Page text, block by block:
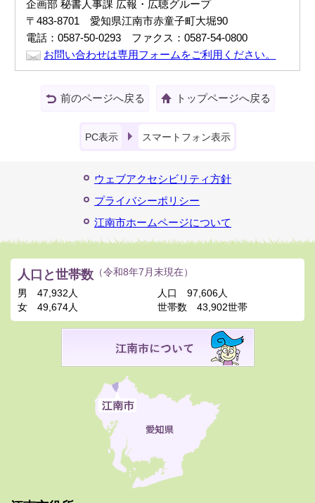
企画部 秘書人事課 広報・広聴グループ
〒483-8701 愛知県江南市赤童子町大堀90
電話：0587-50-0293 ファクス：0587-54-0800
お問い合わせは専用フォームをご利用ください。
前のページへ戻る トップページへ戻る
PC表示 スマートフォン表示
ウェブアクセシビリティ方針
プライバシーポリシー
江南市ホームページについて
人口と世帯数 （令和8年7月末現在）
男
47,932人
女
49,674人
人口
97,606人
世帯数
43,902世帯